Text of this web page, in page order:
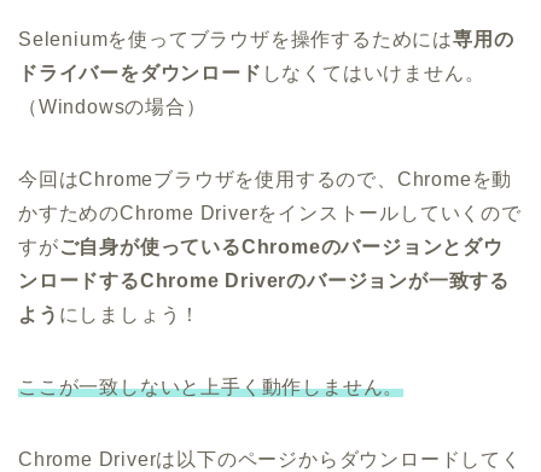
Seleniumを使ってブラウザを操作するためには専用の
ドライバーをダウンロード しなくてはいけません。
（Windowsの場合）
今回はChromeブラウザを使用するので、Chromeを動
かすためのChrome Driverをインストールしていくので
すがご自身が使っているChromeのバージョンとダウ
ンロードするChrome Driverのバージョンが一致する
よう にしましょう！
ここが一致しないと上手く動作しません。
Chrome Driverは以下のページからダウンロードしてく